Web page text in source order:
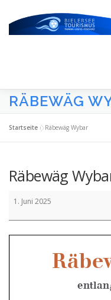
ESSEN/TRINKEN/
RÄBEWÄG
Startseite »Räbewäg Wybar
Räbewäg
Wybar
1. Juni 2025